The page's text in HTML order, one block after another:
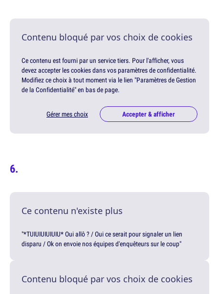
Contenu bloqué par vos choix de cookies
Ce contenu est fourni par un service tiers. Pour l'afficher, vous
devez accepter les cookies dans vos paramètres de confidentialité.
Modifiez ce choix à tout moment via le lien "Paramètres de Gestion
de la Confidentialité" en bas de page.
Gérer mes choix Accepter & afficher
Ce contenu n'existe plus
"*TUIUIUIUIUIU* Oui allô ? / Oui ce serait pour signaler un lien
disparu / Ok on envoie nos équipes d'enquêteurs sur le coup"
Contenu bloqué par vos choix de cookies